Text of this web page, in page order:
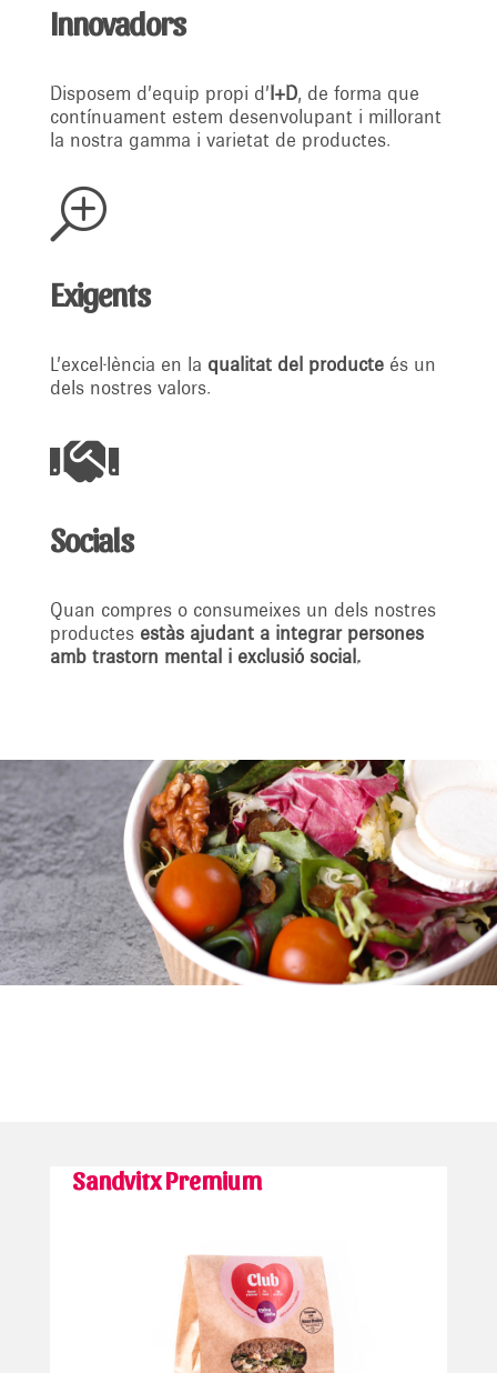
Innovadors
Disposem d’equip propi d’I+D, de forma que
contínuament estem desenvolupant i millorant
la nostra gamma i varietat de productes.
T
Exigents
L’excel·lència en la qualitat del producteés un
dels nostres valors.

Socials
Quan compres o consumeixes un dels nostres
productes estàs ajudant a integrar persones
amb trastorn mental i exclusió social.
SandvitxPremium